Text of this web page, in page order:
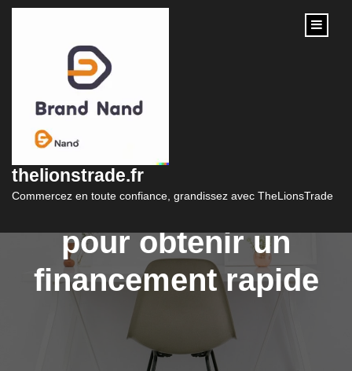
content
thelionstrade.fr
Commercez en toute confiance, grandissez avec TheLionsTrade
Le Guide du Crédit
Rapide : Tout ce que
vous devez savoir
pour obtenir un
financement rapide